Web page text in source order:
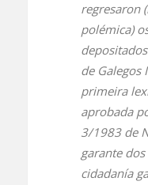
regresaron
polémica)
de Galegos
primeira
aprobada
3/1983 de
garante
cidadanía